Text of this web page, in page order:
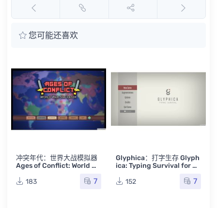
您可能还喜欢
冲突年代：世界大战模拟器
Ages of Conflict: World Wa
英文原生版
183 7
Glyphica：打字生存 Glyph
ica: Typing Survival for M
版 152 7